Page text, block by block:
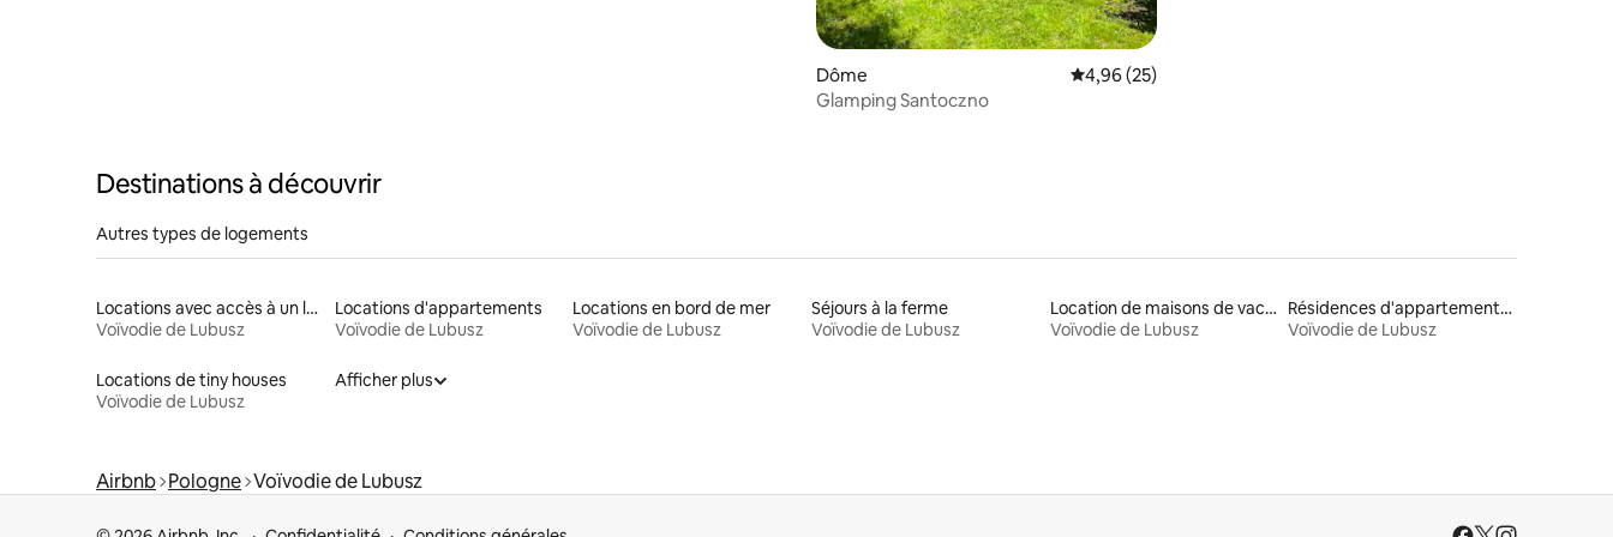
Dôme Évaluation moyenne sur la base de 25 commentaires : 4,96 sur 5
4,96 (25)
Glamping Santoczno
Destinations à découvrir
Autres types de logements
Locations avec accès à un lac
Voïvodie de Lubusz
Locations d'appartements
Voïvodie de Lubusz
Locations en bord de mer
Voïvodie de Lubusz
Séjours à la ferme
Voïvodie de Lubusz
Location de maisons de vacances
Voïvodie de Lubusz
Résidences d'appartements en location
Voïvodie de Lubusz
Locations de tiny houses
Voïvodie de Lubusz
Afficher plus
Airbnb Pologne Voïvodie de Lubusz